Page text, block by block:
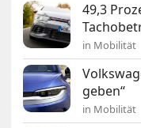
49,3
in Mobilität
geben“
in Mobilität